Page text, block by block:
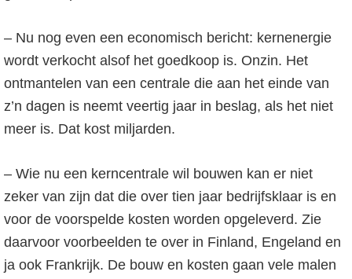
– Nu nog even een economisch bericht: kernenergie
wordt verkocht alsof het goedkoop is. Onzin. Het
ontmantelen van een centrale die aan het einde van
z’n dagen is neemt veertig jaar in beslag, als het niet
meer is. Dat kost miljarden.
– Wie nu een kerncentrale wil bouwen kan er niet
zeker van zijn dat die over tien jaar bedrijfsklaar is en
voor de voorspelde kosten worden opgeleverd. Zie
daarvoor voorbeelden te over in Finland, Engeland en
ja ook Frankrijk. De bouw en kosten gaan vele malen